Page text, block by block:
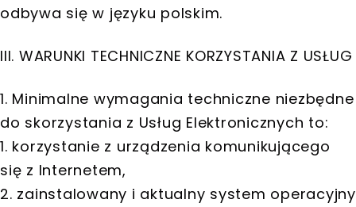
odbywa się w języku polskim.
III. WARUNKI TECHNICZNE KORZYSTANIA Z USŁUG
1. Minimalne wymagania techniczne niezbędne
do skorzystania z Usług Elektronicznych to:
1. korzystanie z urządzenia komunikującego
się z Internetem,
2. zainstalowany i aktualny system operacyjny